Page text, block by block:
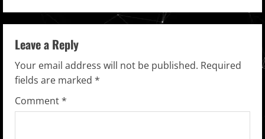
i
n
u
e
R
Leave a Reply
Your email address will not be published. Required
fields are marked *
Comment*